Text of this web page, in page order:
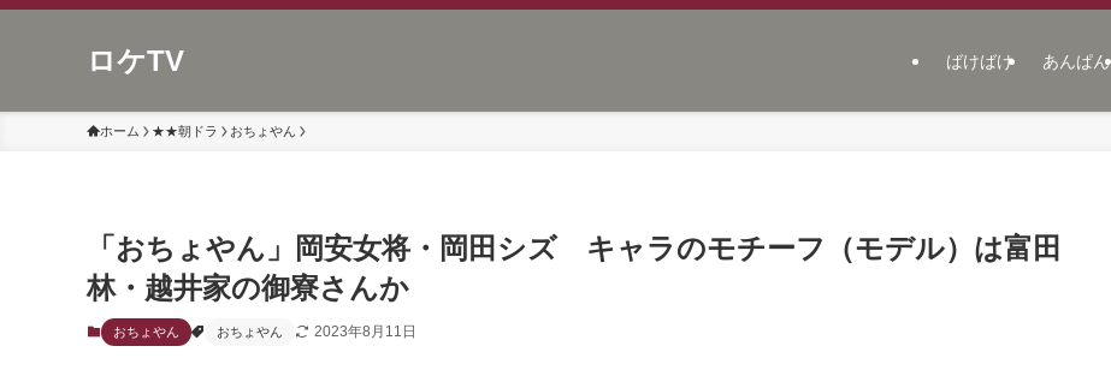
ロケTV ばけばけ あんぱん
ホーム ★★朝ドラ おちょやん
「おちょやん」岡安女将・岡田シズ キャラのモチーフ（モデル）は富田
林・越井家の御寮さんか
おちょやん おちょやん 2023年8月11日